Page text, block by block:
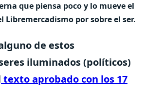
que piensa poco y lo mueve el
Libremercadismo por sobre el ser.
de estos
iluminados (políticos)
texto aprobado con los 17